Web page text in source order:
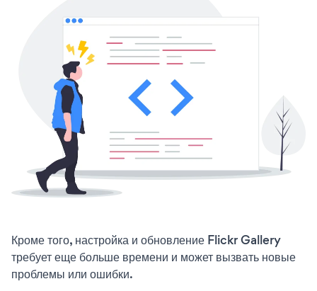
Кроме того, настройка и обновление Flickr Gallery
требует еще больше времени и может вызвать новые
проблемы или ошибки.